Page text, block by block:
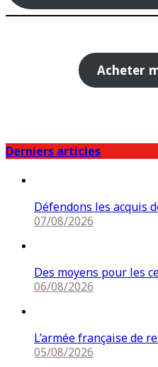
Acheter
Derniers articles
Défendons les acquis
07/08/2026
Des moyens pour les
06/08/2026
L’armée française de
05/08/2026